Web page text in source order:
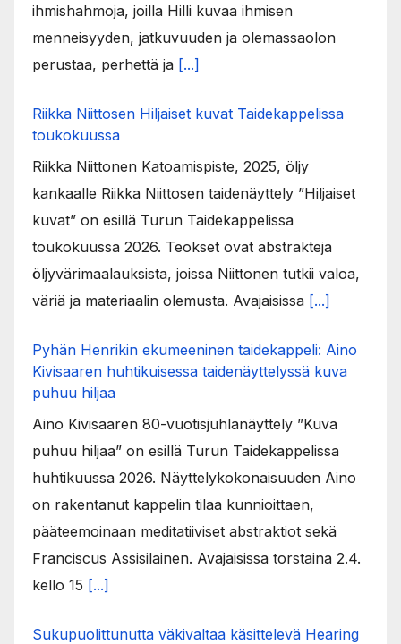
ihmishahmoja, joilla Hilli kuvaa ihmisen
menneisyyden, jatkuvuuden ja olemassaolon
perustaa, perhettä ja [...]
Riikka Niittosen Hiljaiset kuvat Taidekappelissa
toukokuussa
Riikka Niittonen Katoamispiste, 2025, öljy
kankaalle Riikka Niittosen taidenäyttely ”Hiljaiset
kuvat” on esillä Turun Taidekappelissa
toukokuussa 2026. Teokset ovat abstrakteja
öljyvärimaalauksista, joissa Niittonen tutkii valoa,
väriä ja materiaalin olemusta. Avajaisissa [...]
Pyhän Henrikin ekumeeninen taidekappeli: Aino
Kivisaaren huhtikuisessa taidenäyttelyssä kuva
puhuu hiljaa
Aino Kivisaaren 80-vuotisjuhlanäyttely ”Kuva
puhuu hiljaa” on esillä Turun Taidekappelissa
huhtikuussa 2026. Näyttelykokonaisuuden Aino
on rakentanut kappelin tilaa kunnioittaen,
pääteemoinaan meditatiiviset abstraktiot sekä
Franciscus Assisilainen. Avajaisissa torstaina 2.4.
kello 15 [...]
Sukupuolittunutta väkivaltaa käsittelevä Hearing